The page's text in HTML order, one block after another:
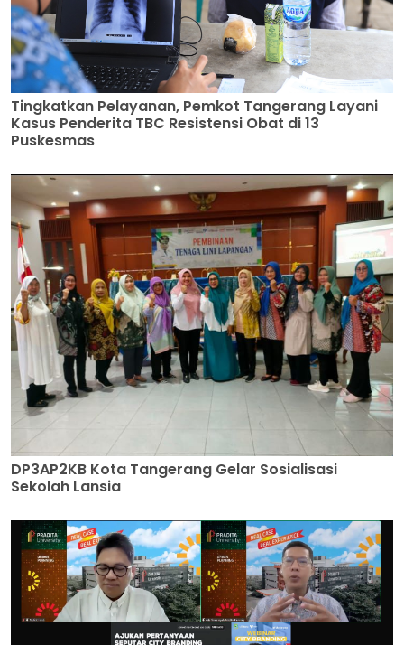
Tingkatkan Pelayanan, Pemkot Tangerang Layani
Kasus Penderita TBC Resistensi Obat di 13
Puskesmas
DP3AP2KB Kota Tangerang Gelar Sosialisasi
Sekolah Lansia